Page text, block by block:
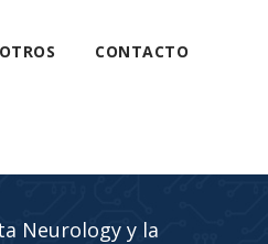
CONTACTO
Neurology y la